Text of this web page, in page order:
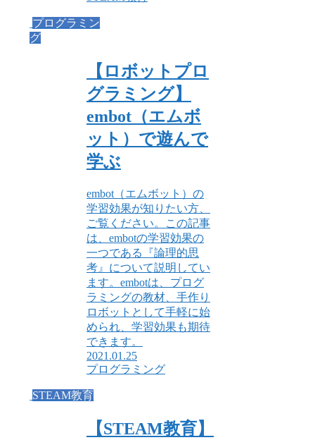
プログラミン
グ
【ロボットプロ
グラミング】
embot（エムボ
ット）で遊んで
学ぶ
embot（エムボット）の
学習効果が知りたい方、
ご覧ください。この記事
は、embotの学習効果の
一つである『論理的思
考』について説明してい
ます。embotは、プログ
ラミングの教材、手作り
ロボットとして手軽に始
められ、学習効果も期待
できます。
2021.01.25
プログラミング
STEAM教育
【STEAM教育】